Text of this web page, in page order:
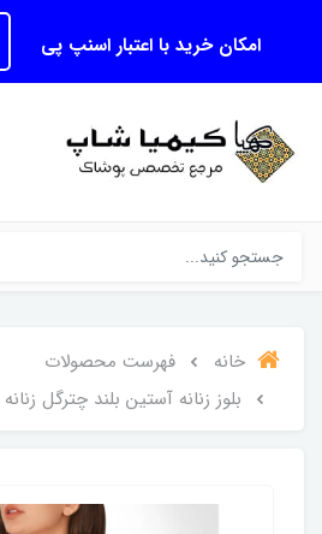
امکان خرید با اعتبار اسنپ پی
خانه
فهرست محصولات
بلوز زنانه آستین بلند چترگل